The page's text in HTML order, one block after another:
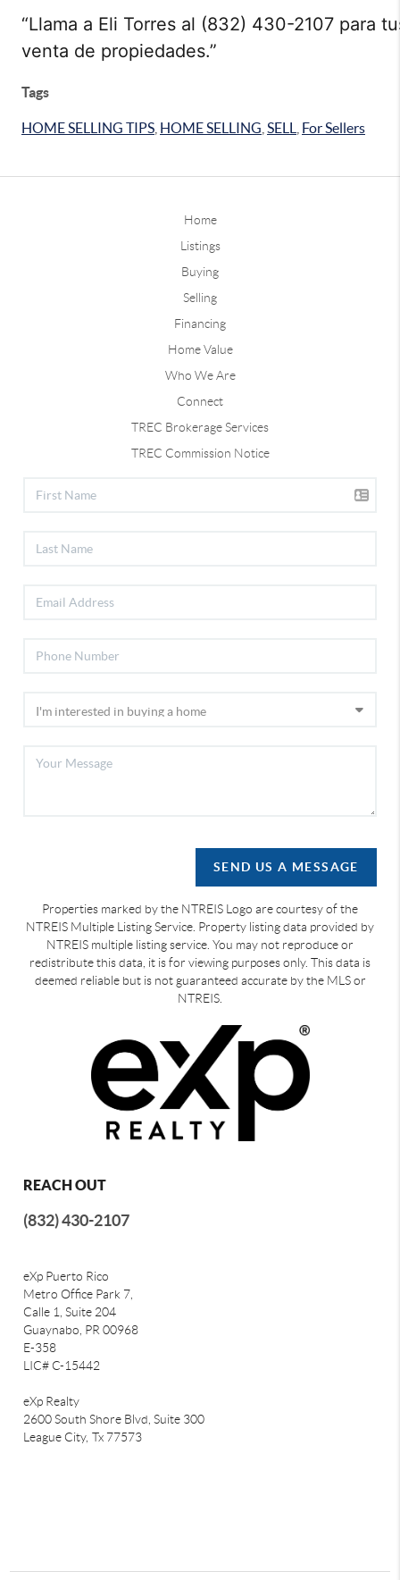
“Llama a Eli Torres al (832) 430-2107 para
venta de propiedades.”
Tags
HOME SELLING TIPS HOME SELLING SELL For Sellers
Home
Listings
Buying
Selling
Financing
Home Value
Who We Are
Connect
TREC Brokerage Services
TREC Commission Notice
SEND US A MESSAGE
Properties marked by the NTREIS Logo are courtesy of the
NTREIS Multiple Listing Service. Property listing data provided by
NTREIS multiple listing service. You may not reproduce or
redistribute this data, it is for viewing purposes only. This data is
deemed reliable but is not guaranteed accurate by the MLS or
NTREIS.
REACH OUT
(832) 430-2107
eXp Puerto Rico
Metro Office Park 7,
Calle 1, Suite 204
Guaynabo, PR 00968
E-358
LIC# C-15442
eXp Realty
2600 South Shore Blvd, Suite 300
League City, Tx 77573